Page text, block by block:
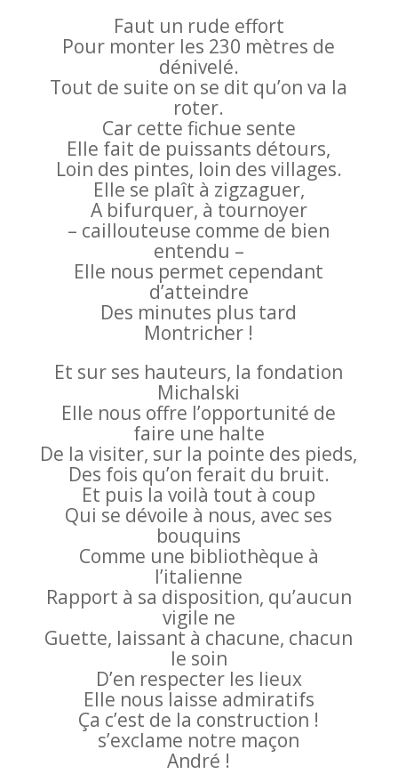
Faut un rude effort
Pour monter les 230 mètres de
dénivelé.
Tout de suite on se dit qu’on va la
roter.
Car cette fichue sente
Elle fait de puissants détours,
Loin des pintes, loin des villages.
Elle se plaît à zigzaguer,
A bifurquer, à tournoyer
– caillouteuse comme de bien
entendu –
Elle nous permet cependant
d’atteindre
Des minutes plus tard
Montricher !
Et sur ses hauteurs, la fondation
Michalski
Elle nous offre l’opportunité de
faire une halte
De la visiter, sur la pointe des pieds,
Des fois qu’on ferait du bruit.
Et puis la voilà tout à coup
Qui se dévoile à nous, avec ses
bouquins
Comme une bibliothèque à
l’italienne
Rapport à sa disposition, qu’aucun
vigile ne
Guette, laissant à chacune, chacun
le soin
D’en respecter les lieux
Elle nous laisse admiratifs
Ça c’est de la construction !
s’exclame notre maçon
André !